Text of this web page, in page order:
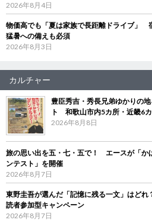
2026年8月4日
物価高でも「夏は家族で長距離ドライブ」
猛暑への備えも必須
2026年8月3日
カルチャー
豊臣秀吉・秀長兄弟ゆかりの
ト 和歌山市内5カ所・近畿6
2026年8月8日
旅の思い出を五・七・五で！ エースが「か
ンテスト」を開催
2026年8月7日
東野圭吾が選んだ「記憶に残る一文」はど
読者参加型キャンペーン
2026年8月7日